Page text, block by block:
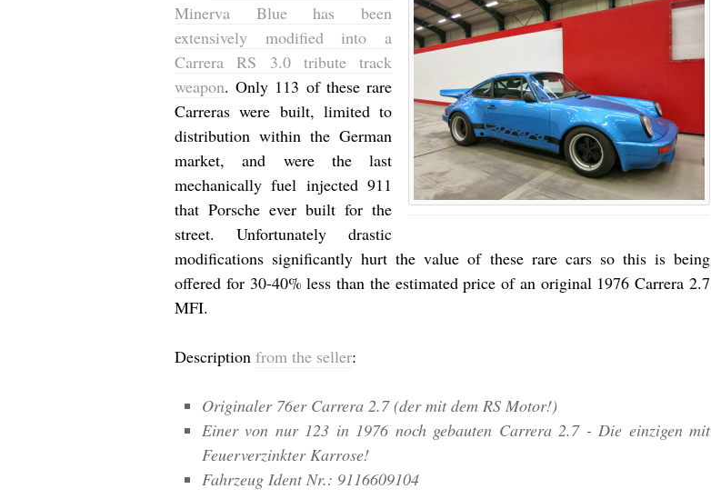
Minerva Blue has been
extensively modified into a
Carrera RS 3.0 tribute track
weapon. Only 113 of these rare
Carreras were built, limited to
distribution within the German
market, and were the last
mechanically fuel injected 911
that Porsche ever built for the
street. Unfortunately drastic
modifications significantly hurt the value of these rare cars so this is being
offered for 30-40% less than the estimated price of an original 1976 Carrera 2.7
MFI.
Description from the seller:
Originaler 76er Carrera 2.7 (der mit dem RS Motor!)
Einer von nur 123 in 1976 noch gebauten Carrera 2.7 - Die einzigen mit
Feuerverzinkter Karrose!
Fahrzeug Ident Nr.: 9116609104